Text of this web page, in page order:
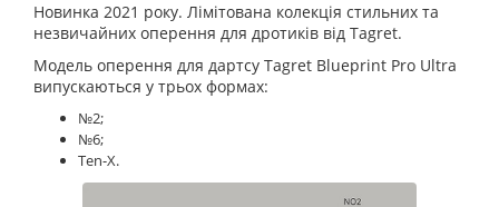
Новинка 2021 року. Лімітована колекція стильних та
незвичайних оперення для дротиків від Tagret.
Модель оперення для дартсу Tagret Blueprint Pro Ultra
випускаються у трьох формах:
№2;
№6;
Ten-X.